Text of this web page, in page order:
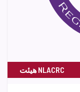
هیئت NLACRC